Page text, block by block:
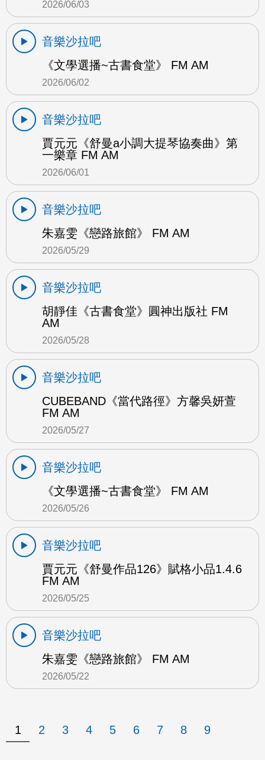
2026/06/03
音樂沙拉吧
《文學選播~古書食堂》 FM AM
2026/06/02
音樂沙拉吧
賈元元《舒曼a小調大提琴協奏曲》第
一樂章 FM AM
2026/06/01
音樂沙拉吧
朱嘉雯《戀路旅館》 FM AM
2026/05/29
音樂沙拉吧
胡靜佳《古書食堂》圓神出版社 FM
AM
2026/05/28
音樂沙拉吧
CUBEBAND《當代路徑》方馨吳妍萱
FM AM
2026/05/27
音樂沙拉吧
《文學選播~古書食堂》 FM AM
2026/05/26
音樂沙拉吧
賈元元《舒曼作品126》賦格小品1.4.6
FM AM
2026/05/25
音樂沙拉吧
朱嘉雯《戀路旅館》 FM AM
2026/05/22
1 2 3 4 5 6 7 8 9